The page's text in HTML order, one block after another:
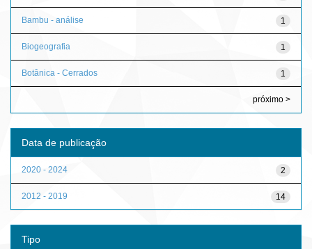
1
Bambu - análise
1
Biogeografia
1
Botânica - Cerrados
próximo >
Data de publicação
2
2020 - 2024
14
2012 - 2019
Tipo